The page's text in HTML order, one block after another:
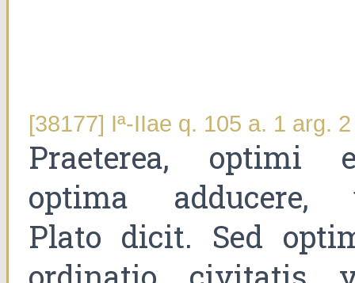
[38177] Iª-IIae q. 105 a. 1 arg. 2
Praeterea, optimi
optima adducere,
Plato dicit. Sed